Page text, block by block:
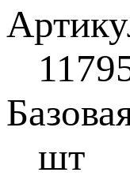
шт